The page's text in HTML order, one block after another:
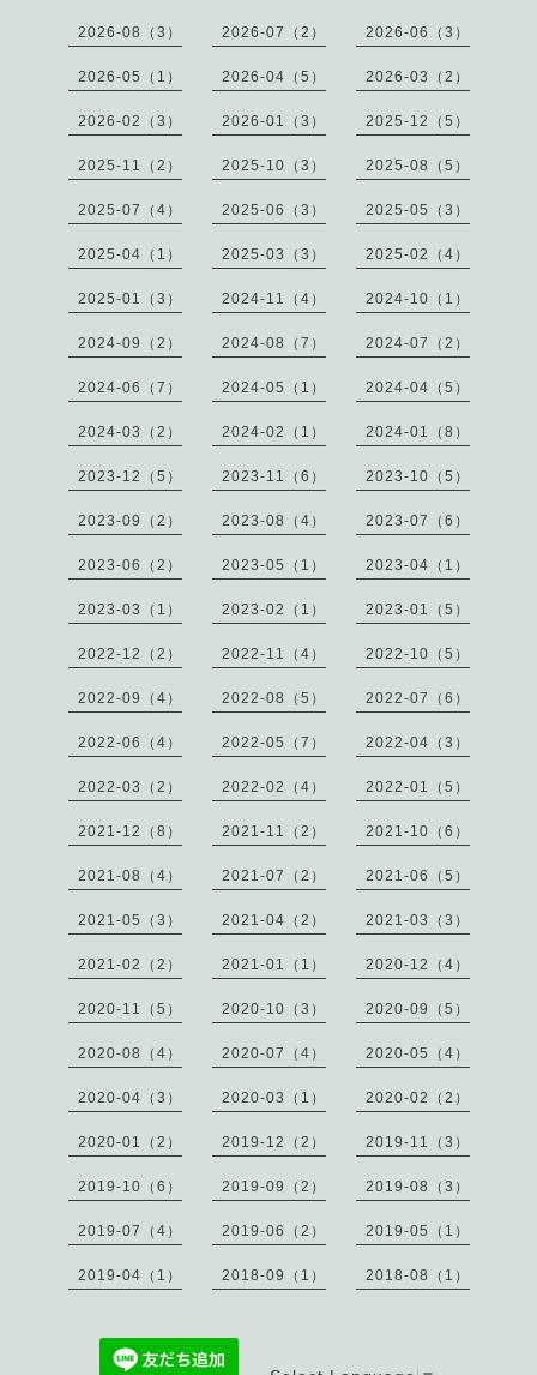
2026-08（3） 2026-07（2） 2026-06（3）
2026-05（1） 2026-04（5） 2026-03（2）
2026-02（3） 2026-01（3） 2025-12（5）
2025-11（2） 2025-10（3） 2025-08（5）
2025-07（4） 2025-06（3） 2025-05（3）
2025-04（1） 2025-03（3） 2025-02（4）
2025-01（3） 2024-11（4） 2024-10（1）
2024-09（2） 2024-08（7） 2024-07（2）
2024-06（7） 2024-05（1） 2024-04（5）
2024-03（2） 2024-02（1） 2024-01（8）
2023-12（5） 2023-11（6） 2023-10（5）
2023-09（2） 2023-08（4） 2023-07（6）
2023-06（2） 2023-05（1） 2023-04（1）
2023-03（1） 2023-02（1） 2023-01（5）
2022-12（2） 2022-11（4） 2022-10（5）
2022-09（4） 2022-08（5） 2022-07（6）
2022-06（4） 2022-05（7） 2022-04（3）
2022-03（2） 2022-02（4） 2022-01（5）
2021-12（8） 2021-11（2） 2021-10（6）
2021-08（4） 2021-07（2） 2021-06（5）
2021-05（3） 2021-04（2） 2021-03（3）
2021-02（2） 2021-01（1） 2020-12（4）
2020-11（5） 2020-10（3） 2020-09（5）
2020-08（4） 2020-07（4） 2020-05（4）
2020-04（3） 2020-03（1） 2020-02（2）
2020-01（2） 2019-12（2） 2019-11（3）
2019-10（6） 2019-09（2） 2019-08（3）
2019-07（4） 2019-06（2） 2019-05（1）
2019-04（1） 2018-09（1） 2018-08（1）